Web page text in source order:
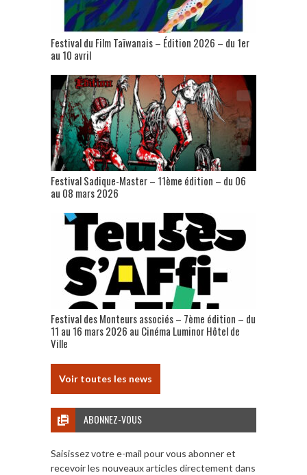
Festival du Film Taïwanais – Édition 2026 – du 1er
au 10 avril
Festival Sadique-Master – 11ème édition – du 06
au 08 mars 2026
Festival des Monteurs associés – 7ème édition – du
11 au 16 mars 2026 au Cinéma Luminor Hôtel de
Ville
Voir toutes les news
ABONNEZ-VOUS
Saisissez votre e-mail pour vous abonner et
recevoir les nouveaux articles directement dans